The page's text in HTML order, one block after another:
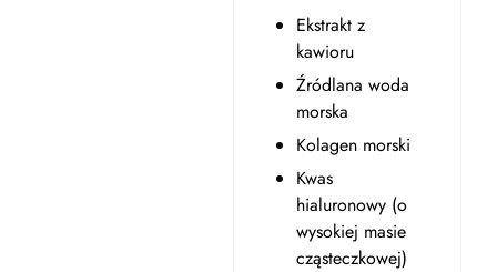
Ekstrakt z
kawioru
Źródlana woda
morska
Kolagen morski
Kwas
hialuronowy (o
wysokiej masie
cząsteczkowej)